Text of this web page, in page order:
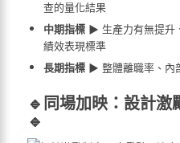
查的量化結果
中期指標 ▶ 生產力有無提升
績效表現標準
長期指標 ▶ 整體離職率、內
🔹同場加映：設計
🔹